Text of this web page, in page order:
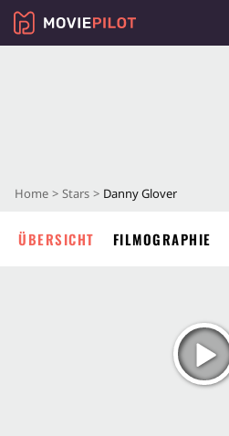
Home Stars Danny Glover
ÜBERSICHT FILMOGRAPHIE